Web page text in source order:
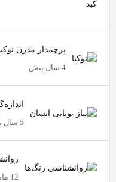
پرچمدار مدرن
4 سال پیش
5 سال پیش
12 ماه پیش